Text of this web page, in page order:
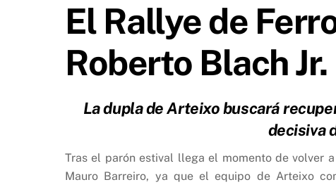
El Rallye de
Roberto Blach Jr.
La dupla de Arteixo buscará
decisiva
Tras el parón estival llega el momento de volver
Mauro Barreiro, ya que el equipo de Arteixo